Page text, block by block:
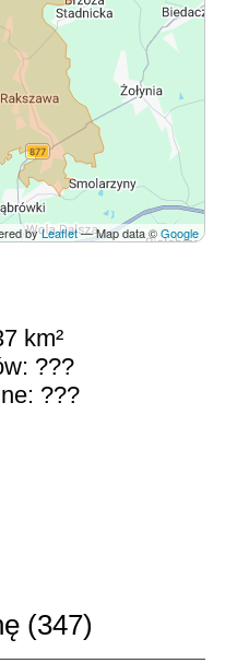
byLeaflet— Map data ©Google
km²
???
???
(347)